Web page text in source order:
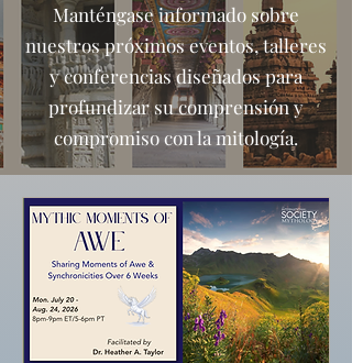
Manténgase informado sobre
nuestros próximos eventos, talleres
y conferencias diseñados para
profundizar su comprensión y
compromiso con la mitología.